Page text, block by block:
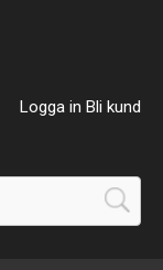
Logga in Bli kund